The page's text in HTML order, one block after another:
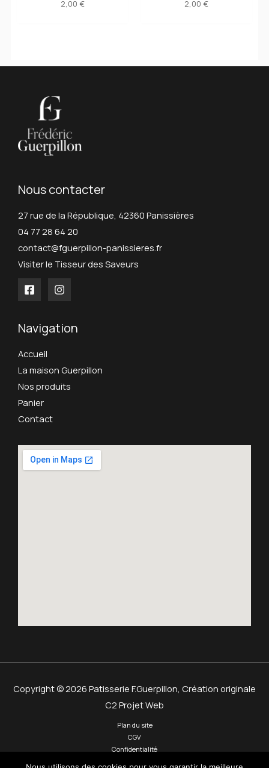
2,00 € 2,00 €
Nous contacter
27 rue de la République, 42360 Panissières
04 77 28 64 20
contact@fguerpillon-panissieres.fr
Visiter le Tisseur des Saveurs
Navigation
Accueil
La maison Guerpillon
Nos produits
Panier
Contact
Copyright © 2026 Patisserie F.Guerpillon, Création originale
C2 Projet Web
Plan du site
CGV
Confidentialité